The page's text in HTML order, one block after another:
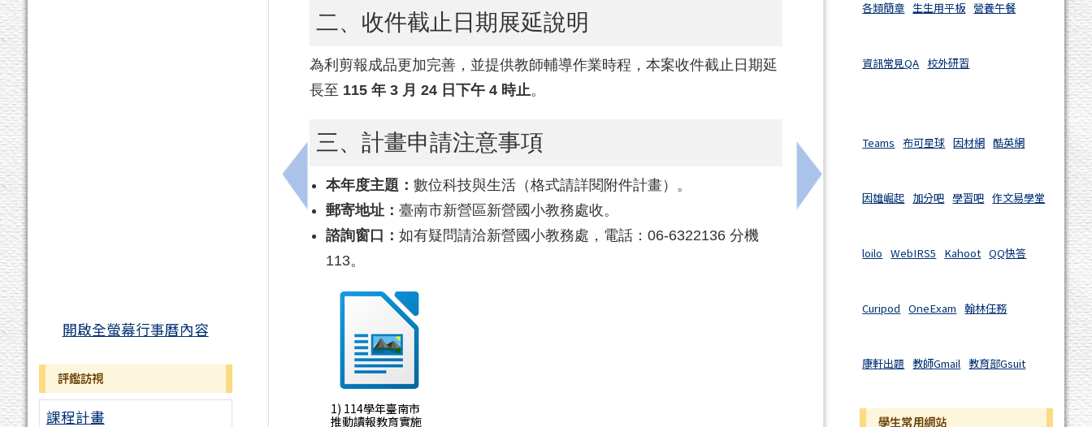
開啟全螢幕行事曆內容
評鑑訪視
課程計畫
上一筆：新化自造教育及科技中心辦理114學年度第二學期科技領域教師研習
二、收件截止日期展延說明
為利剪報成品更加完善，並提供教師輔導作業時程，本案收件截止日期延
長至 115 年 3 月 24 日下午 4 時止。
三、計畫申請注意事項
本年度主題： 數位科技與生活（格式請詳閱附件計畫）。
郵寄地址： 臺南市新營區新營國小教務處收。
諮詢窗口： 如有疑問請洽新營國小教務處，電話：06-6322136 分機
113。
1) 114學年臺南市
推動讀報教育實施
下一筆：轉知114學年度臺南市戶外教育
各類簡章 生生用平板 營養午餐
資訊常見QA 校外研習
Teams 布可星球 因材網 酷英網
因雄崛起 加分吧 學習吧 作文易學堂
loilo WebIRS5 Kahoot QQ快答
Curipod OneExam 翰林任務
康軒出題 教師Gmail 教育部Gsuit
學生常用網站